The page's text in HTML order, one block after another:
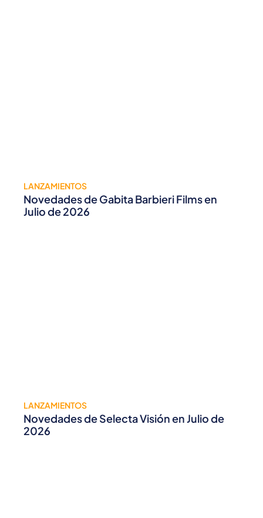
LANZAMIENTOS
Novedades de Gabita Barbieri Films en
Julio de 2026
LANZAMIENTOS
Novedades de Selecta Visión en Julio de
2026